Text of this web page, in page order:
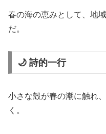
春の海の恵みとして、地
だ。
🌙 詩的一行
小さな殻が春の潮に触れ
く。